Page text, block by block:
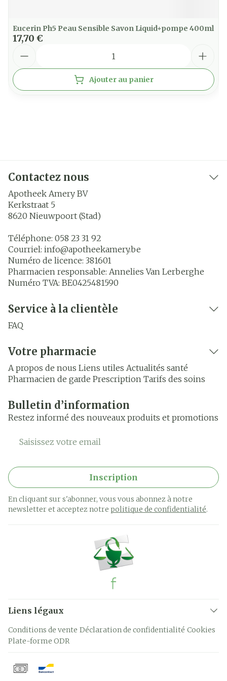
Eucerin Ph5 Peau Sensible Savon Liquid+pompe 400ml
17,70 €
Ajouter au panier
Contactez nous
Apotheek Amery BV
Kerkstraat 5
8620 Nieuwpoort (Stad)
Téléphone: 058 23 31 92
Courriel: info@apotheekamery.be
Numéro de licence: 381601
Pharmacien responsable: Annelies Van Lerberghe
Numéro TVA: BE0425481590
Service à la clientèle
FAQ
Votre pharmacie
A propos de nous Liens utiles Actualités santé
Pharmacien de garde Prescription Tarifs des soins
Bulletin d’information
Restez informé des nouveaux produits et promotions
Adresse mail
Inscription
En cliquant sur s'abonner, vous vous abonnez à notre
newsletter et acceptez notre politique de confidentialité.
Liens légaux
Conditions de vente Déclaration de confidentialité Cookies
Plate-forme ODR